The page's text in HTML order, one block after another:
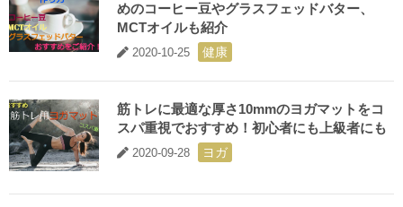
めのコーヒー豆やグラスフェッドバター、
MCTオイルも紹介
2020-10-25 健康
筋トレに最適な厚さ10mmのヨガマットをコ
スパ重視でおすすめ！初心者にも上級者にも
2020-09-28 ヨガ